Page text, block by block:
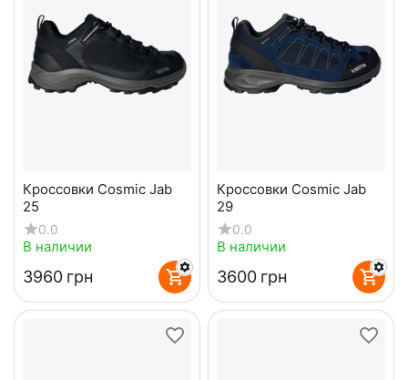
Кроссовки Cosmic Jab
25
0.0
В наличии
‍3960‍ грн
Кроссовки Cosmic Jab
29
0.0
В наличии
‍3600‍ грн